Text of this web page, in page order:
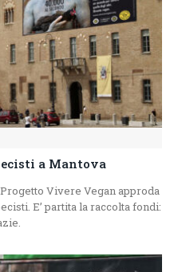
a Mantova
Vivere Vegan approda
E’ partita la raccolta fondi: